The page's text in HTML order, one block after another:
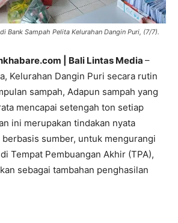
Bank Sampah Pelita Kelurahan Dangin Puri, (7/7).
| Bali Lintas Media –
Kelurahan Dangin Puri secara rutin
sampah, Adapun sampah yang
mencapai setengah ton setiap
ini merupakan tindakan nyata
berbasis sumber, untuk mengurangi
Tempat Pembuangan Akhir (TPA),
sebagai tambahan penghasilan